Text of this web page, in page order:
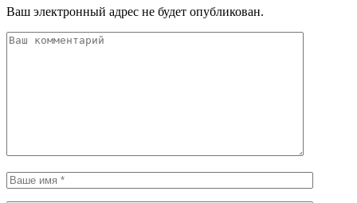
Ваш электронный адрес не будет опубликован.